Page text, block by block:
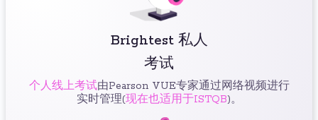
Brightest 私人
考试
个人线上考试由Pearson VUE专家通过网络视频进行
实时管理(现在也适用于ISTQB)。